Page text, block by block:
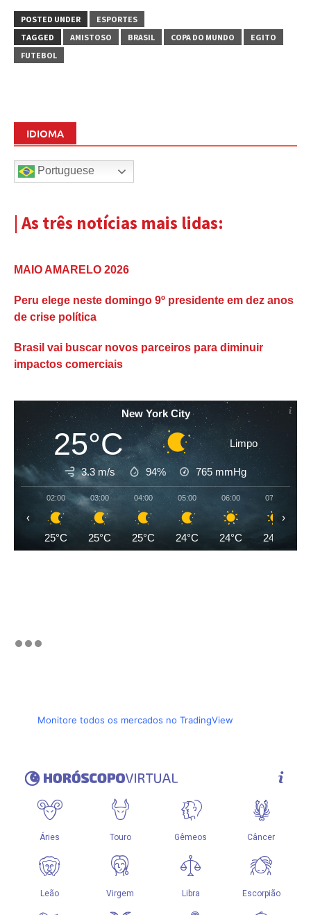
POSTED UNDER
ESPORTES
TAGGED
AMISTOSO BRASIL COPA DO MUNDO
EGITO
FUTEBOL
IDIOMA
Portuguese
| As três notícias mais lidas:
MAIO AMARELO 2026
Peru elege neste domingo 9º presidente em dez anos
de crise política
Brasil vai buscar novos parceiros para diminuir
impactos comerciais
New York City
25°C Limpo
3.3 m/s 94% 765 mmHg
02:00
25°C
03:00
25°C
04:00
25°C
05:00
24°C
06:00
24°C
07:00
24°C
‹ ›
Monitore todos os mercados no TradingView